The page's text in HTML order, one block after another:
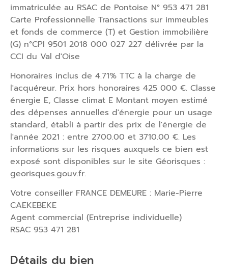
immatriculée au RSAC de Pontoise N° 953 471 281
Carte Professionnelle Transactions sur immeubles
et fonds de commerce (T) et Gestion immobilière
(G) n°CPI 9501 2018 000 027 227 délivrée par la
CCI du Val d'Oise
Honoraires inclus de 4.71% TTC à la charge de
l'acquéreur. Prix hors honoraires 425 000 €. Classe
énergie E, Classe climat E Montant moyen estimé
des dépenses annuelles d'énergie pour un usage
standard, établi à partir des prix de l'énergie de
l'année 2021 : entre 2700.00 et 3710.00 €. Les
informations sur les risques auxquels ce bien est
exposé sont disponibles sur le site Géorisques :
georisques.gouv.fr.
Votre conseiller FRANCE DEMEURE : Marie-Pierre
CAEKEBEKE
Agent commercial (Entreprise individuelle)
RSAC 953 471 281
Détails du bien